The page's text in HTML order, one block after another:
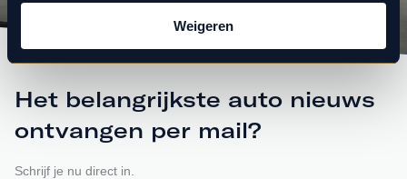
Weigeren
Het belangrijkste auto nieuws
ontvangen per mail?
Schrijf je nu direct in.